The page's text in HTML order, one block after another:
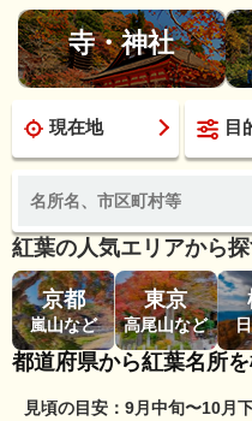
寺・神社
現在地 目
紅葉の人気エリアから
京都
嵐山など
東京
高尾山など
都道府県から紅葉名所
見頃の目安：9月中旬〜10月